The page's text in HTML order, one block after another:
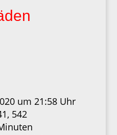
um 21:58 Uhr
542